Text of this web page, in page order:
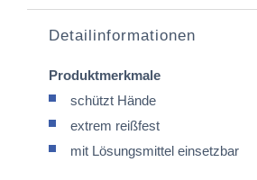
Detailinformationen
Produktmerkmale
schützt Hände
extrem reißfest
mit Lösungsmittel einsetzbar